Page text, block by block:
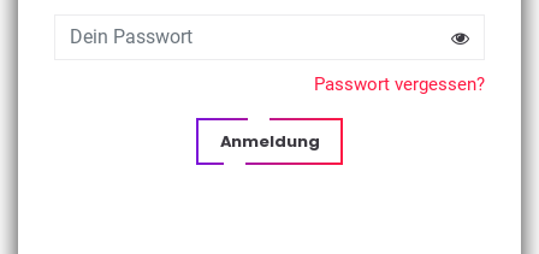
Passwort vergessen?
Anmeldung